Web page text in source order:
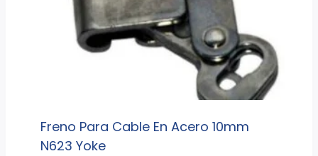
Freno Para Cable En Acero 10mm
N623 Yoke